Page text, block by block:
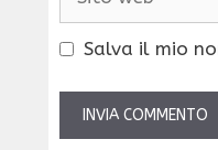
Salva il mio